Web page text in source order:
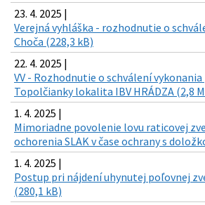
23. 4. 2025 |
Verejná vyhláška - rozhodnutie o
Choča (228,3 kB)
22. 4. 2025 |
VV - Rozhodnutie o schválení
Topolčianky lokalita IBV HRÁDZA (2,8
1. 4. 2025 |
Mimoriadne povolenie lovu raticovej
ochorenia SLAK v čase ochrany s
1. 4. 2025 |
Postup pri nájdení uhynutej poľovnej
(280,1 kB)